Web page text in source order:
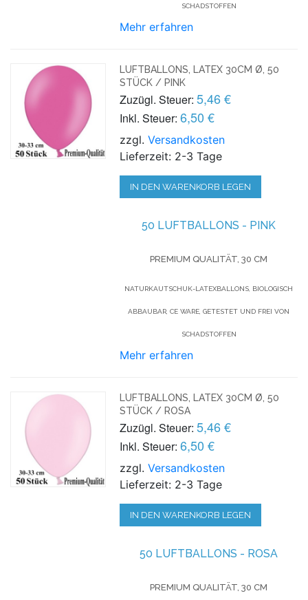
SCHADSTOFFEN
Mehr erfahren
LUFTBALLONS, LATEX 30CM Ø, 50
STÜCK / PINK
Zuzügl. Steuer: 5,46 €
Inkl. Steuer: 6,50 €
zzgl.Versandkosten
Lieferzeit: 2-3 Tage
IN DEN WARENKORB LEGEN
50 LUFTBALLONS - PINK
PREMIUM QUALITÄT, 30 CM
NATURKAUTSCHUK-LATEXBALLONS, BIOLOGISCH
ABBAUBAR, CE WARE, GETESTET UND FREI VON
SCHADSTOFFEN
Mehr erfahren
LUFTBALLONS, LATEX 30CM Ø, 50
STÜCK / ROSA
Zuzügl. Steuer: 5,46 €
Inkl. Steuer: 6,50 €
zzgl.Versandkosten
Lieferzeit: 2-3 Tage
IN DEN WARENKORB LEGEN
50 LUFTBALLONS - ROSA
PREMIUM QUALITÄT, 30 CM